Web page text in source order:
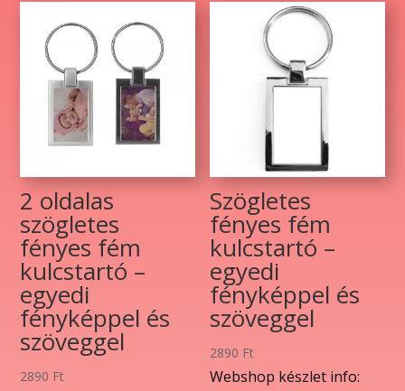
szöveggel
mennyiség
2 oldalas
szögletes
fényes fém
kulcstartó –
egyedi
fényképpel és
szöveggel
2890 Ft
Szögletes
fényes fém
kulcstartó –
egyedi
fényképpel és
szöveggel
2890 Ft
Webshop készlet info: